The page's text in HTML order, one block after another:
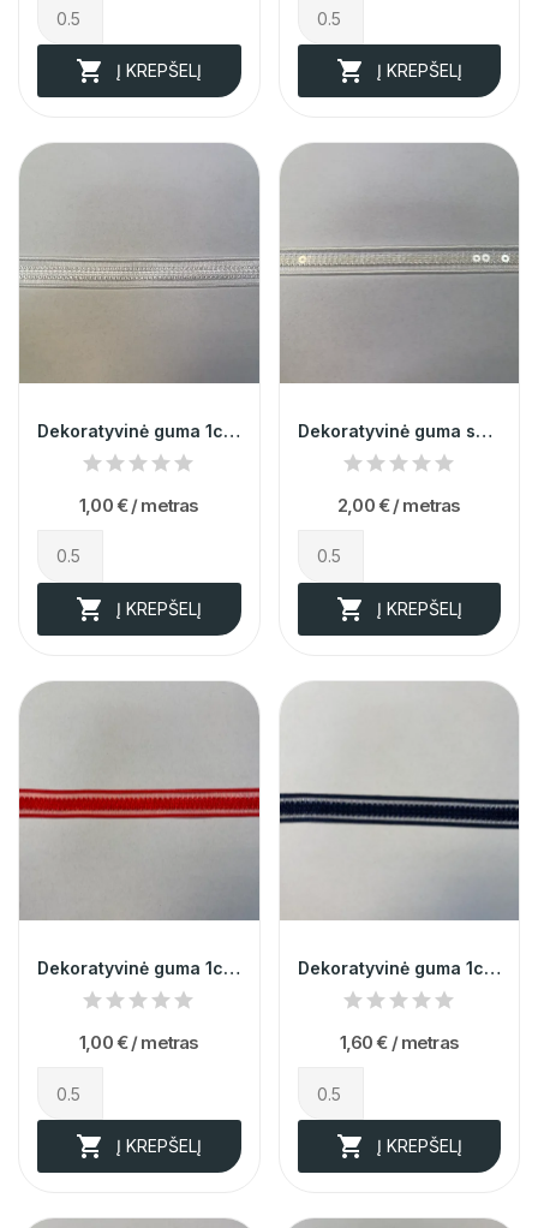
 Į KREPŠELĮ  Į KREPŠELĮ
Dekoratyvinė guma 1cm 013408
1,00 € / metras
 Į KREPŠELĮ
Dekoratyvinė guma su žvyneliais 1cm 011664
2,00 € / metras
 Į KREPŠELĮ
Dekoratyvinė guma 1cm 013409
1,00 € / metras
 Į KREPŠELĮ
Dekoratyvinė guma 1cm 002521
1,60 € / metras
 Į KREPŠELĮ